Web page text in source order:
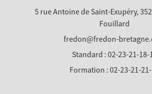
5 rue Antoine de Saint-Exupéry,
Fouillard
fredon@fredon-
Standard : 02-23-21-18-
Formation : 02-23-21-